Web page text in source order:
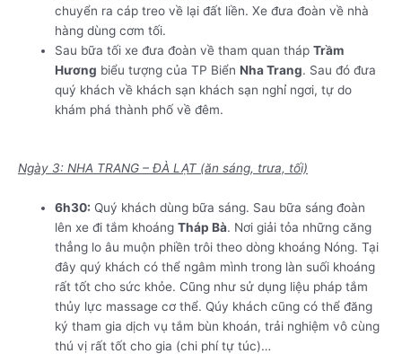
chuyển ra cáp treo về lại đất liền. Xe đưa đoàn về nhà
hàng dùng cơm tối.
Sau bữa tối xe đưa đoàn về tham quan thápTrầm
Hương biểu tượng của TP BiểnNha Trang. Sau đó đưa
quý khách về khách sạn khách sạn nghỉ ngơi, tự do
khám phá thành phố về đêm.
Ngày 3: NHA TRANG – ĐÀ LẠT (ăn sáng, trưa, tối)
6h30: Quý khách dùng bữa sáng. Sau bữa sáng đoàn
lên xe đi tắm khoángTháp Bà. Nơi giải tỏa những căng
thẳng lo âu muộn phiền trôi theo dòng khoáng Nóng. Tại
đây quý khách có thể ngâm mình trong làn suối khoáng
rất tốt cho sức khỏe. Cũng như sử dụng liệu pháp tắm
thủy lực massage cơ thể. Qúy khách cũng có thể đăng
ký tham gia dịch vụ tắm bùn khoán, trải nghiệm vô cùng
thú vị rất tốt cho gia (chi phí tự túc)…